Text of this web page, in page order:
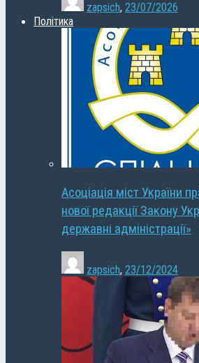
zapsich, 23/07/2026
Політика
Асоціація міст України
нової редакції Закону
державні адміністрації»
zapsich, 23/12/2024